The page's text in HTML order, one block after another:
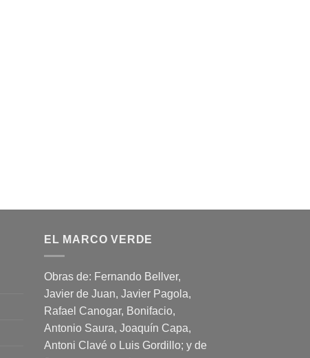
EL MARCO VERDE
Obras de: Fernando Bellver,
Javier de Juan, Javier Pagola,
Rafael Canogar, Bonifacio,
Antonio Saura, Joaquín Capa,
Antoni Clavé o Luis Gordillo; y de